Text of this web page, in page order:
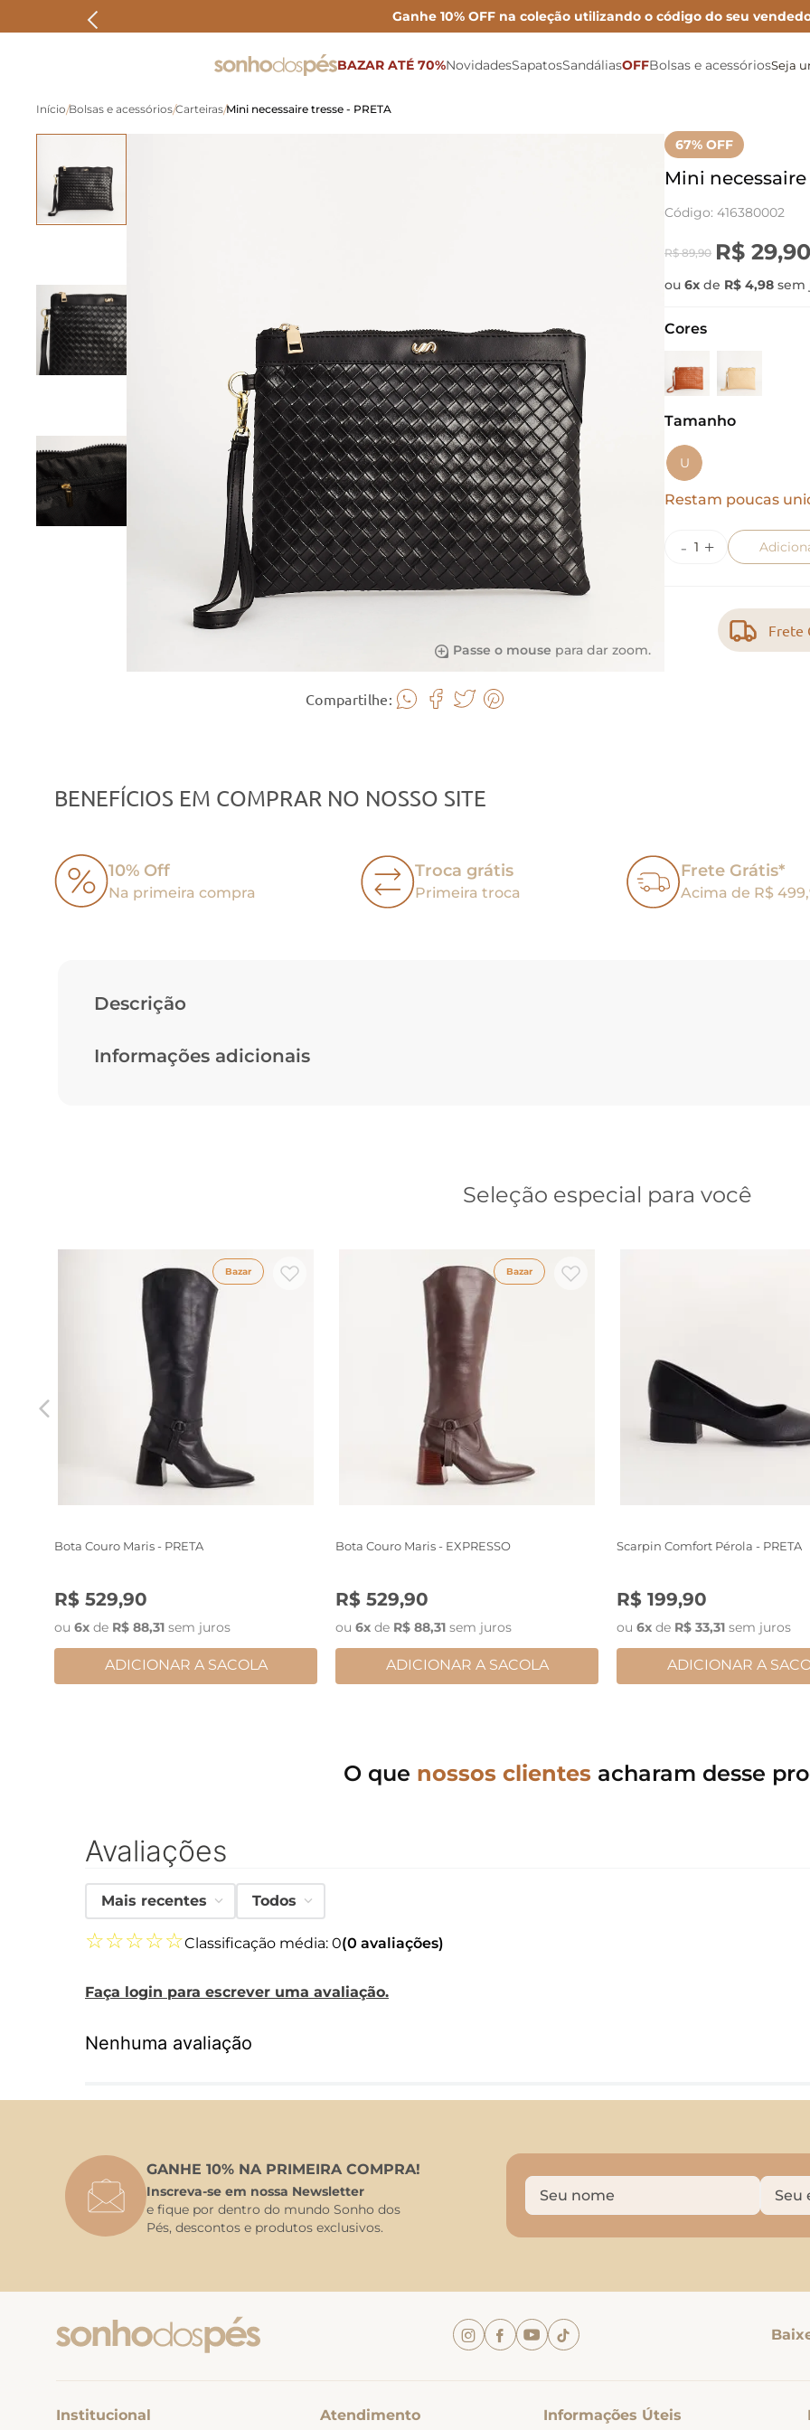
Ganhe 10% OFF na coleção utilizando o código do seu
BAZAR ATÉ 70%NovidadesSapatosSandálias
Sandálias Altas
Sandálias médias e baixas
OFFBolsas e acessórios
Ver todas as Bolsas
Seja
Bolsas e acessórios Carteiras Mini necessaire tresse - PRETA
Passe o mouse para dar zoom.
Compartilhe:
67% OFF
Mini necessaire
Código:416380002
R$ 89,90 R$ 29,90
ou6x de R$ 4,98 sem
Cores
Tamanho
U
Restam poucas
Frete
BENEFÍCIOS EM COMPRAR NO NOSSO SITE
10% Off
Na primeira compra
Troca grátis
Primeira troca
Frete Grátis*
Acima de R$
Descrição
Informações adicionais
Seleção especial para você
Bazar
Bota Couro Maris - PRETA
R$ 529,90
ou 6x de R$ 88,31 sem juros
35 36
ADICIONAR A SACOLA
Bazar
Bota Couro Maris - EXPRESSO
R$ 529,90
ou 6x de R$ 88,31 sem juros
35 36
ADICIONAR A SACOLA
Scarpin Comfort Pérola - PRETA
R$ 199,90
ou 6x de R$ 33,31 sem juros
35 36
ADICIONAR A
O que nossos clientes acharam desse
Avaliações
☆☆☆☆☆Classificação média: 0(0 avaliações)
Faça login para escrever uma avaliação.
Mais recentes Todos
Nenhuma avaliação
GANHE 10% NA PRIMEIRA COMPRA!
Inscreva-se em nossa Newsletter
e fique por dentro do mundo Sonho dos
Pés, descontos e produtos exclusivos.
Institucional Atendimento Informações Úteis